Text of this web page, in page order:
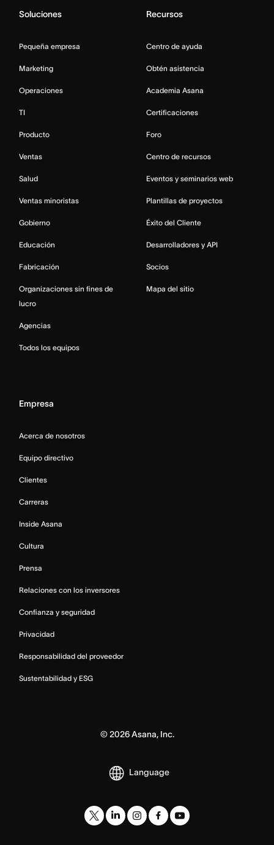
Soluciones
Pequeña empresa
Marketing
Operaciones
TI
Producto
Ventas
Salud
Ventas minoristas
Gobierno
Educación
Fabricación
Organizaciones sin fines de
lucro
Agencias
Todos los equipos
Recursos
Centro de ayuda
Obtén asistencia
Academia Asana
Certificaciones
Foro
Centro de recursos
Eventos y seminarios web
Plantillas de proyectos
Éxito del Cliente
Desarrolladores y API
Socios
Mapa del sitio
Empresa
Acerca de nosotros
Equipo directivo
Clientes
Carreras
Inside Asana
Cultura
Prensa
Relaciones con los inversores
Confianza y seguridad
Privacidad
Responsabilidad del proveedor
Sustentabilidad y ESG
© 2026Asana, Inc.
Language